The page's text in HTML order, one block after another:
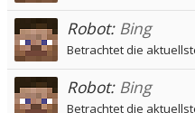
Robot: Bing
Betrachtet die
Robot: Bing
Betrachtet die